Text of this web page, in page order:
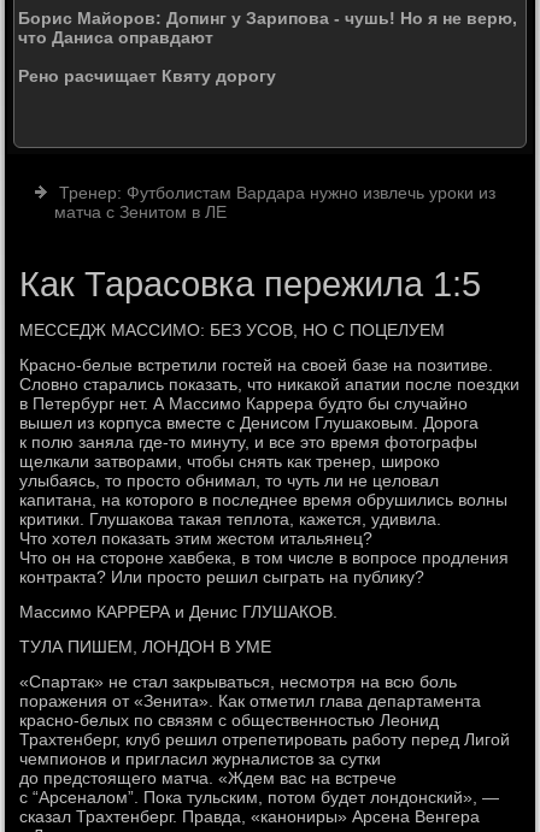
Борис Майоров: Допинг у Зарипова - чушь! Но я не верю,
что Даниса оправдают
Рено расчищает Квяту дорогу
Тренер: Футболистам Вардара нужно извлечь уроки из
матча с Зенитом в ЛЕ
Как Тарасовка пережила 1:5
МЕCСЕДЖ МАССИМО: БЕЗ УСОВ, НО С ПОЦЕЛУЕМ
Красно-белые встретили гостей на своей базе на позитиве.
Словно старались показать, что никакой апатии после поездки
в Петербург нет. А Массимо Каррера будто бы случайно
вышел из корпуса вместе с Денисом Глушаковым. Дорога
к полю заняла где-то минуту, и все это время фотографы
щелкали затворами, чтобы снять как тренер, широко
улыбаясь, то просто обнимал, то чуть ли не целовал
капитана, на которого в последнее время обрушились волны
критики. Глушакова такая теплота, кажется, удивила.
Что хотел показать этим жестом итальянец?
Что он на стороне хавбека, в том числе в вопросе продления
контракта? Или просто решил сыграть на публику?
Массимо КАРРЕРА и Денис ГЛУШАКОВ.
ТУЛА ПИШЕМ, ЛОНДОН В УМЕ
«Спартак» не стал закрываться, несмотря на всю боль
поражения от «Зенита». Как отметил глава департамента
красно-белых по связям с общественностью Леонид
Трахтенберг, клуб решил отрепетировать работу перед Лигой
чемпионов и пригласил журналистов за сутки
до предстоящего матча. «Ждем вас на встрече
с “Арсеналом”. Пока тульским, потом будет лондонский», —
сказал Трахтенберг. Правда, «канониры» Арсена Венгера